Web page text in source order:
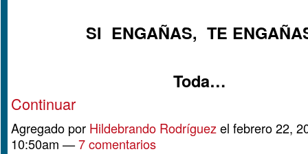
SI ENGAÑAS, TE
Toda…
Continuar
Agregado por Hildebrando Rodríguezel febrero 22,
10:50am —7 comentarios